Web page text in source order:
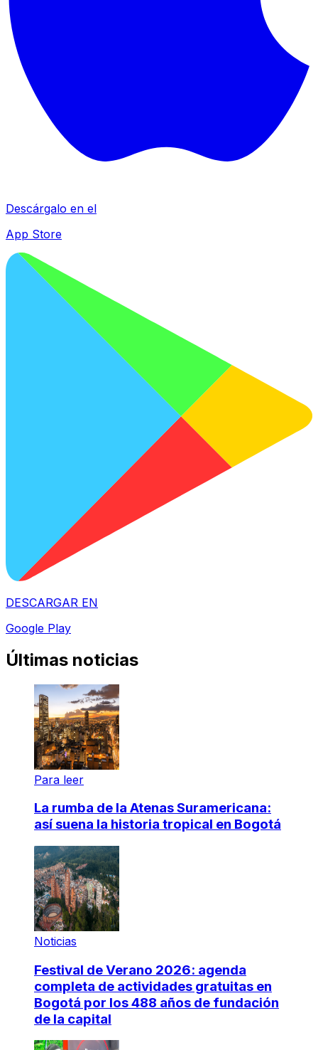
Descárgalo en el
App Store
DESCARGAR EN
Google Play
Últimas noticias
Para leer
La rumba de la Atenas Suramericana:
así suena la historia tropical en Bogotá
Noticias
Festival de Verano 2026: agenda
completa de actividades gratuitas en
Bogotá por los 488 años de fundación
de la capital